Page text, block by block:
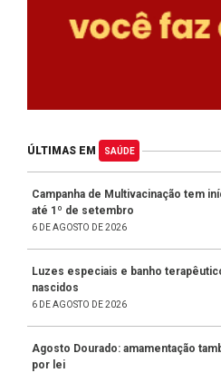
ÚLTIMAS EM SAÚDE
Campanha de Multivacinação tem
até 1º de setembro
6 DE AGOSTO DE 2026
Luzes especiais e banho
nascidos
6 DE AGOSTO DE 2026
Agosto Dourado: amamentação
por lei